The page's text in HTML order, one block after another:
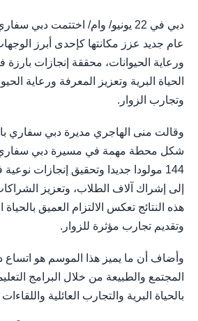
عام جديد عزز مكانتها كإحدى أبرز الوجهات
ورعاية الحيوانات، محققة إنجازات
الحياة البرية وتعزيز المعرفة ورعاية
وتجارب الزوار.
شكل محطة مهمة في مسيرة دبي سفاري
144 مولودا جديدا وتحقيق إنجازات
إلى إشراك آلاف الطلاب، وتعزيز
هذه النتائج تعكس الالتزام العميق بالحياة
وتقديم تجارب مؤثرة للزوار.
وأضاف أن ما يميز هذا الموسم هو اتساع
المجتمع والطبيعة من خلال البرامج
بالحياة البرية والتجارب العائلية